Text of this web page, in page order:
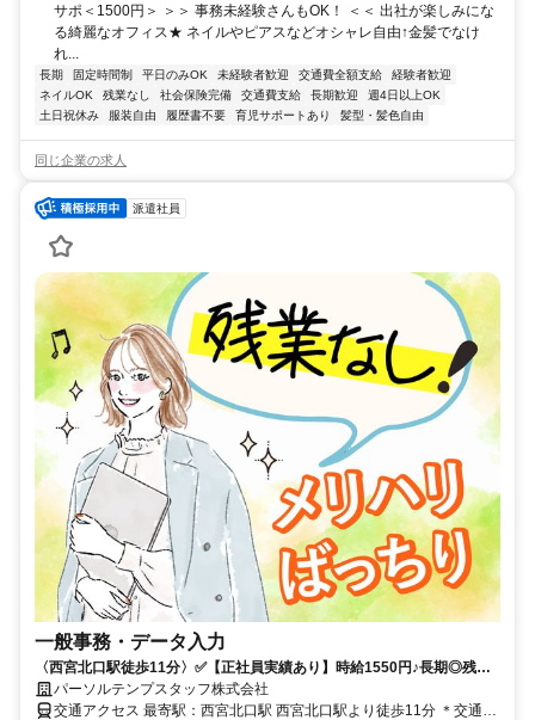
サポ＜1500円＞ ＞＞ 事務未経験さんもOK！ ＜＜ 出社が楽しみにな
る綺麗なオフィス★ ネイルやピアスなどオシャレ自由↑金髪でなけ
れ...
長期 固定時間制 平日のみOK 未経験者歓迎 交通費全額支給
経験者歓迎
ネイルOK
残業なし 社会保険完備 交通費支給 長期歓迎
週4日以上OK
土日祝休み
服装自由 履歴書不要 育児サポートあり 髪型・髪色自由
同じ企業の求人
派遣社員
一般事務・データ入力
〈西宮北口駅徒歩11分〉✅️【正社員実績あり】時給1550円♪長期◎残業
なし〇17時台定時☆
パーソルテンプスタッフ株式会社
交通アクセス 最寄駅：西宮北口駅 西宮北口駅より徒歩11分 ＊交通費